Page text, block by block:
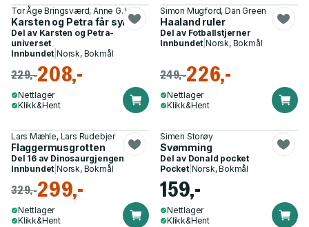
Tor Åge Bringsværd, Anne G. Holt
Karsten og Petra får sykkel
Del av Karsten og Petra-
universet
Innbundet |Norsk, Bokmål
229,-208,-
Nettlager
Klikk&Hent
Simon Mugford, Dan Green
Haaland ruler
Del av Fotballstjerner
Innbundet |Norsk, Bokmål
249,-226,-
Nettlager
Klikk&Hent
Lars Mæhle, Lars Rudebjer
Flaggermusgrotten
Del 16 av Dinosaurgjengen
Innbundet |Norsk, Bokmål
329,-299,-
Nettlager
Klikk&Hent
Simen Storøy
Svømming
Del av Donald pocket
Pocket| Norsk, Bokmål
159,-
Nettlager
Klikk&Hent